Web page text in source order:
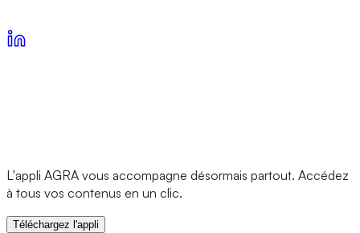
L'appli AGRA vous accompagne désormais partout. Accédez
à tous vos contenus en un clic.
Téléchargez l'appli